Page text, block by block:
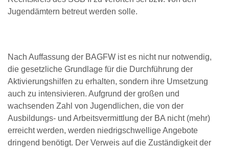
Jugendämtern betreut werden solle.
Nach Auffassung der BAGFW ist es nicht nur notwendig,
die gesetzliche Grundlage für die Durchführung der
Aktivierungshilfen zu erhalten, sondern ihre Umsetzung
auch zu intensivieren. Aufgrund der großen und
wachsenden Zahl von Jugendlichen, die von der
Ausbildungs- und Arbeitsvermittlung der BA nicht (mehr)
erreicht werden, werden niedrigschwellige Angebote
dringend benötigt. Der Verweis auf die Zuständigkeit der